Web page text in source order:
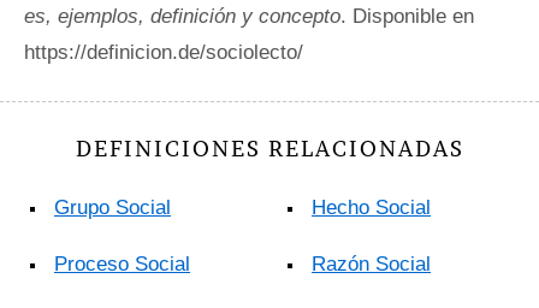
es, ejemplos, definición y concepto. Disponible en
https://definicion.de/sociolecto/
DEFINICIONES RELACIONADAS
Grupo Social
Proceso Social
Hecho Social
Razón Social